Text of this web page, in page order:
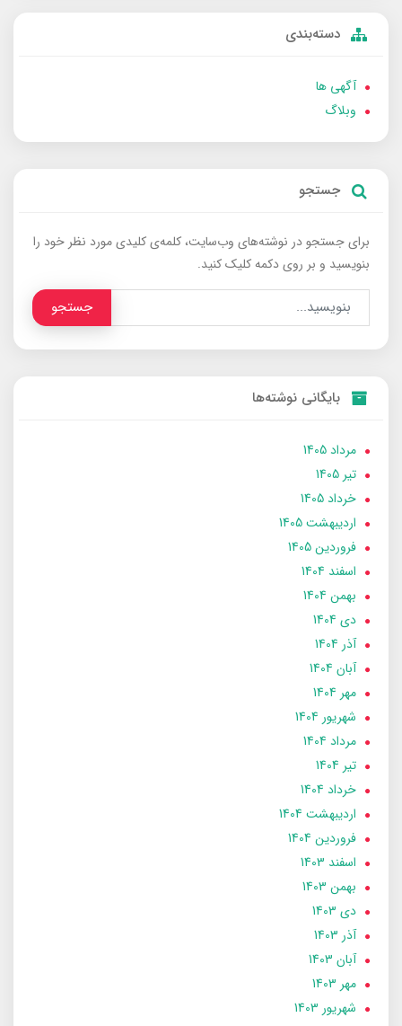
دسته‌بندی
آگهی ها
وبلاگ
جستجو
برای جستجو در نوشته‌های وب‌سایت، کلمه‌ی کلیدی مورد نظر خود را
بنویسید و بر روی دکمه کلیک کنید.
جستجو
بایگانی نوشته‌ها
مرداد 1405
تير 1405
خرداد 1405
ارديبهشت 1405
فروردین 1405
اسفند 1404
بهمن 1404
دی 1404
آذر 1404
آبان 1404
مهر 1404
شهریور 1404
مرداد 1404
تير 1404
خرداد 1404
ارديبهشت 1404
فروردین 1404
اسفند 1403
بهمن 1403
دی 1403
آذر 1403
آبان 1403
مهر 1403
شهریور 1403